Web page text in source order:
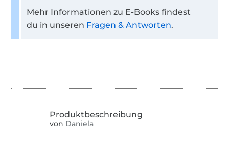
Mehr Informationen zu E-Books findest
du in unseren Fragen & Antworten.
von Daniela